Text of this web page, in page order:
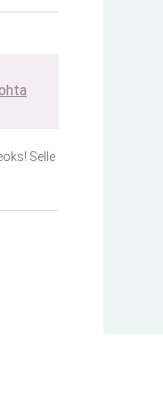
Selle